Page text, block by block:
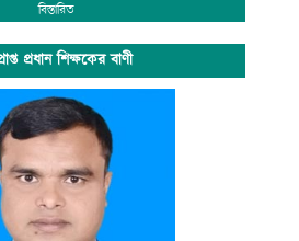
বাংলাদেশের শিক্ষা ব্যবস্থা। বিদ্যালয়ে গতানুগতিক
শিক্ষাপ্রতিষ্ঠান বদ্ধপরিকর।
শৃঙ্খলা, নিরাপত্তা ও নিরবচ্ছিন্ন শান্তির মূল্যবোধকে
যাত্রায় সকল শিক্ষক, শিক্ষার্থী, অভিভাবক ও
সহযোগিতা প্রত্যাশা করছি। এই শিক্ষা প্রতিষ্ঠানের
রুপায়নে গঠনমূলক সমালোচনাসহ আপনাদের
কাম্য।
বিস্তারিত
প্রধান শিক্ষকের বাণী